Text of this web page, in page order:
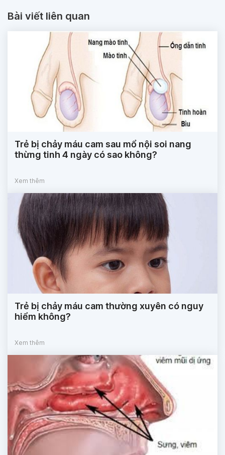
Bài viết liên quan
Trẻ bị chảy máu cam sau mổ nội soi nang
thừng tinh 4 ngày có sao không?
Xem thêm
Trẻ bị chảy máu cam thường xuyên có nguy
hiểm không?
Xem thêm